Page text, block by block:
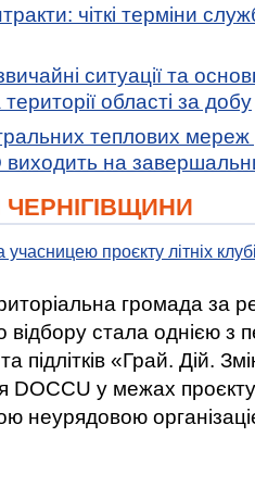
чіткі терміни
ситуації та
області за добу
теплових мереж
на
учасницею проєкту літніх
громада за
відбору стала однією
підлітків «Грай. Дій.
DOCCU у межах
неурядовою